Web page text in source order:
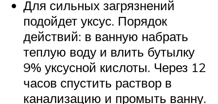
Для сильных загрязнений
подойдет уксус. Порядок
действий: в ванную набрать
теплую воду и влить бутылку
9% уксусной кислоты. Через 12
часов спустить раствор в
канализацию и промыть ванну.